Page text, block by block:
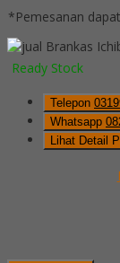
*Pemesanan
Ready Stock
Telepon
Whatsapp
Lihat Detail